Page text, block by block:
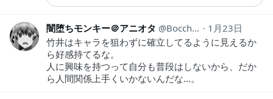
闇堕ちモンキー＠アニオタ Bocchi_wotaQ
1月23日
竹井はキャラを狙わずに確立してるように見えるか
ら好感持てるな。
人に興味を持つって自分も普段はしないから、だか
ら人間関係上手くいかないんだな…。